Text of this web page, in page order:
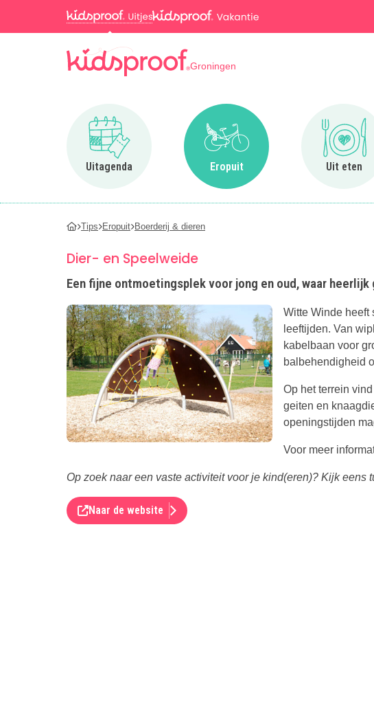
Groningen
Uitagenda
Ga naar Uitagenda
Eropuit
Ga naar Eropuit
Uit eten
Ga
Tips Eropuit Boerderij & dieren
Dier- en Speelweide
Een fijne ontmoetingsplek voor jong en oud, waar
Witte Winde heeft
leeftijden. Van
kabelbaan voor
balbehendigheid
Op het terrein
geiten en
openingstijden
Voor meer
Op zoek naar een vaste activiteit voor je kind(eren)? Kijk eens
Naar de website